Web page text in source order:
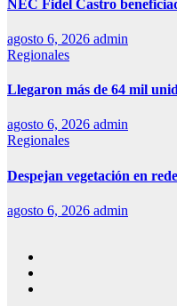
NEC Fidel Castro
agosto 6, 2026 admin
Regionales
Llegaron más de 64 mil
agosto 6, 2026 admin
Regionales
Despejan vegetación en
agosto 6, 2026 admin